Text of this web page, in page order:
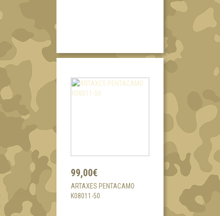
99,00€
ARTAXES PENTACAMO
K08011-50